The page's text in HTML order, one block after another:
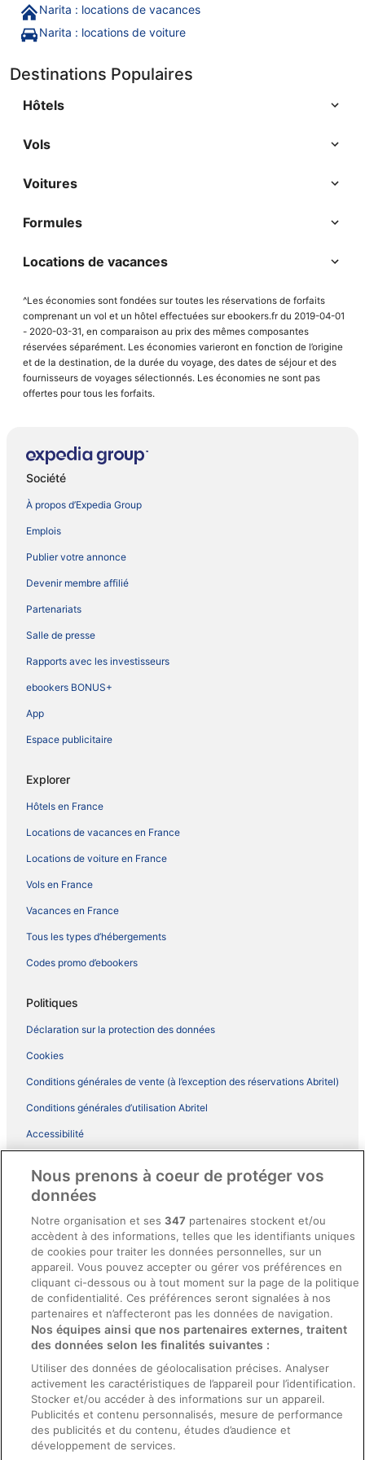
Narita : locations de vacances
Narita : locations de voiture
Destinations Populaires
Hôtels
Vols
Voitures
Formules
Locations de vacances
^Les économies sont fondées sur toutes les réservations de forfaits
comprenant un vol et un hôtel effectuées sur ebookers.fr du 2019-04-01
- 2020-03-31, en comparaison au prix des mêmes composantes
réservées séparément. Les économies varieront en fonction de l’origine
et de la destination, de la durée du voyage, des dates de séjour et des
fournisseurs de voyages sélectionnés. Les économies ne sont pas
offertes pour tous les forfaits.
Société
À propos d’Expedia Group
Emplois
Publier votre annonce
Devenir membre affilié
Partenariats
Salle de presse
Rapports avec les investisseurs
ebookers BONUS+
App
Espace publicitaire
Explorer
Hôtels en France
Locations de vacances en France
Locations de voiture en France
Vols en France
Vacances en France
Tous les types d’hébergements
Codes promo d’ebookers
Politiques
Déclaration sur la protection des données
Cookies
Conditions générales de vente (à l’exception des réservations Abritel)
Conditions générales d’utilisation Abritel
Accessibilité
Conditions générales du programme BONUS+ d’ebookers
Directives de contenu et signalement de contenus
Aide
Soutien
Annuler votre réservation d’hôtel ou de propriété de vacances
Échéances de remboursement
Utiliser un coupon ebookers
Nous prenons à coeur de protéger vos
données
Notre organisation et ses347 partenaires stockent et/ou
accèdent à des informations, telles que les identifiants uniques
de cookies pour traiter les données personnelles, sur un
appareil. Vous pouvez accepter ou gérer vos préférences en
cliquant ci-dessous ou à tout moment sur la page de la politique
de confidentialité. Ces préférences seront signalées à nos
partenaires et n’affecteront pas les données de navigation.
Nos équipes ainsi que nos partenaires externes, traitent
des données selon les finalités suivantes :
Utiliser des données de géolocalisation précises. Analyser
activement les caractéristiques de l’appareil pour l’identification.
Stocker et/ou accéder à des informations sur un appareil.
Publicités et contenu personnalisés, mesure de performance
des publicités et du contenu, études d’audience et
développement de services.